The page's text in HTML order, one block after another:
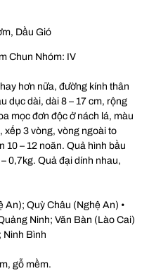
Dầu Gió
Chun Nhóm: IV
hơn nữa, đường kính thân
dục dài, dài 8 – 17 cm, rộng
mọc đơn độc ở nách lá, màu
xếp 3 vòng, vòng ngoài to
10 – 12 noãn. Quả hình bầu
0,7kg. Quả đại dính nhau,
An); Quỳ Châu (Nghệ An) •
Ninh; Văn Bàn (Lào Cai)
Ninh Bình
gỗ mềm.